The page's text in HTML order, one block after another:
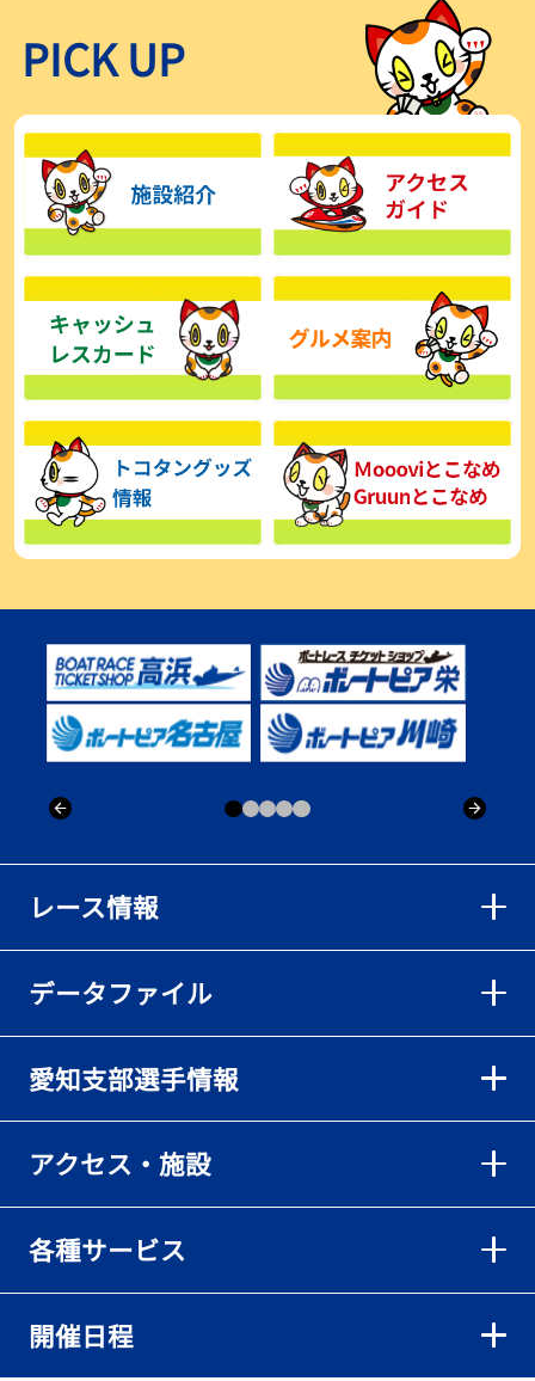
【とこなめボート】塚越海斗が優勝戦で脅威の伸びを披露する「合
2026年08月03日
【とこなめボート】広瀬凜は準優で見つかった課題の克服へ「結果
的に１着を取れればいい」
2026年08月03日
2026年08月03日
PICK UP
レース情報
データファイル
愛知支部選手情報
アクセス・施設
各種サービス
開催日程